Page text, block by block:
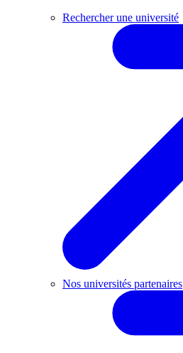
Rechercher une université
Nos universités partenaires